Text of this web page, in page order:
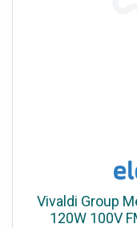
Vivaldi Group
120W 100V